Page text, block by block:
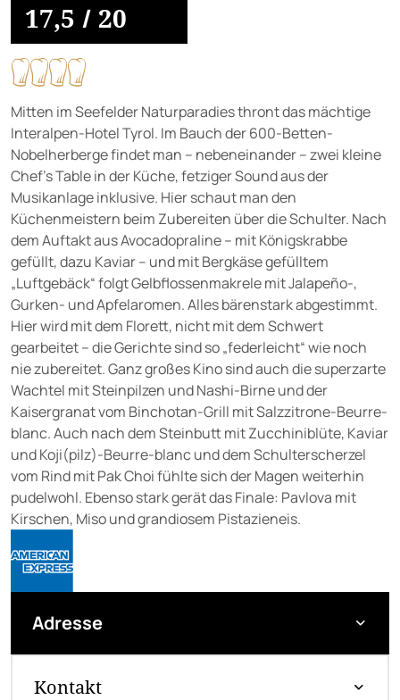
17,5 / 20
Mitten im Seefelder Naturparadies thront das mächtige
Interalpen-Hotel Tyrol. Im Bauch der 600-Betten-
Nobelherberge findet man – nebeneinander – zwei kleine
Chef’s Table in der Küche, fetziger Sound aus der
Musikanlage inklusive. Hier schaut man den
Küchenmeistern beim Zubereiten über die Schulter. Nach
dem Auftakt aus Avocadopraline – mit Königskrabbe
gefüllt, dazu Kaviar – und mit Bergkäse gefülltem
„Luftgebäck“ folgt Gelbflossenmakrele mit Jalapeño-,
Gurken- und Apfelaromen. Alles bärenstark abgestimmt.
Hier wird mit dem Florett, nicht mit dem Schwert
gearbeitet – die Gerichte sind so „federleicht“ wie noch
nie zubereitet. Ganz großes Kino sind auch die superzarte
Wachtel mit Steinpilzen und Nashi-Birne und der
Kaisergranat vom Binchotan-Grill mit Salzzitrone-Beurre-
blanc. Auch nach dem Steinbutt mit Zucchiniblüte, Kaviar
und Koji(pilz)-Beurre-blanc und dem Schulterscherzel
vom Rind mit Pak Choi fühlte sich der Magen weiterhin
pudelwohl. Ebenso stark gerät das Finale: Pavlova mit
Kirschen, Miso und grandiosem Pistazieneis.
Adresse
Kontakt